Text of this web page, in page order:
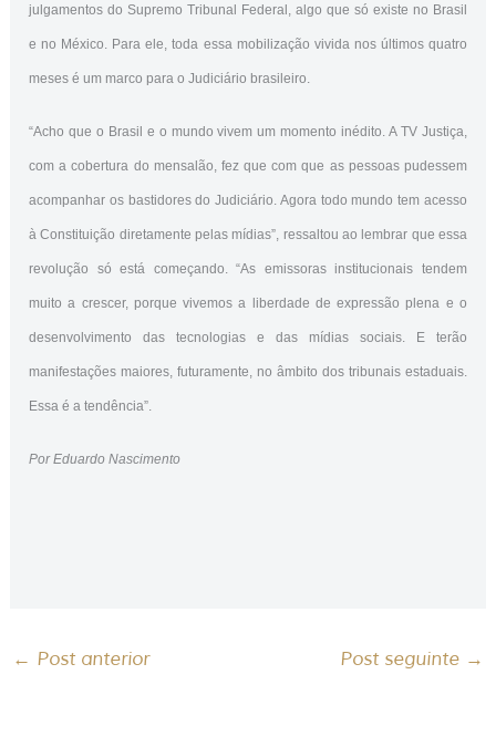
julgamentos do Supremo Tribunal Federal, algo que só existe no Brasil
e no México. Para ele, toda essa mobilização vivida nos últimos quatro
meses é um marco para o Judiciário brasileiro.
“Acho que o Brasil e o mundo vivem um momento inédito. A TV Justiça,
com a cobertura do mensalão, fez que com que as pessoas pudessem
acompanhar os bastidores do Judiciário. Agora todo mundo tem acesso
à Constituição diretamente pelas mídias”, ressaltou ao lembrar que essa
revolução só está começando. “As emissoras institucionais tendem
muito a crescer, porque vivemos a liberdade de expressão plena e o
desenvolvimento das tecnologias e das mídias sociais. E terão
manifestações maiores, futuramente, no âmbito dos tribunais estaduais.
Essa é a tendência”.
Por Eduardo Nascimento
← Post anterior Post seguinte →